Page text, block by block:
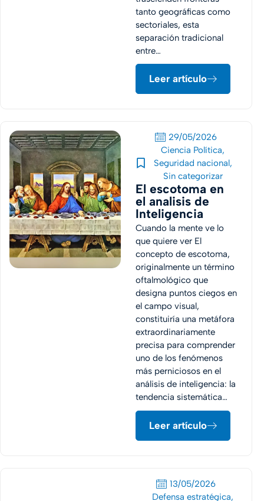
tanto geográficas como
sectoriales, esta
separación tradicional
entre…
Leer artículo
29/05/2026
Ciencia Política,
Seguridad nacional,
Sin categorizar
El escotoma en
el analisis de
Inteligencia
Cuando la mente ve lo
que quiere ver El
concepto de escotoma,
originalmente un término
oftalmológico que
designa puntos ciegos en
el campo visual,
constituiría una metáfora
extraordinariamente
precisa para comprender
uno de los fenómenos
más perniciosos en el
análisis de inteligencia: la
tendencia sistemática…
Leer artículo
13/05/2026
Defensa estratégica,